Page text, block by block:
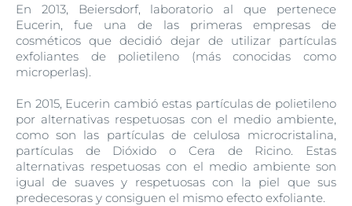
En 2013, Beiersdorf, laboratorio al que pertenece
Eucerin, fue una de las primeras empresas de
cosméticos que decidió dejar de utilizar partículas
exfoliantes de polietileno (más conocidas como
microperlas).
En 2015, Eucerin cambió estas partículas de polietileno
por alternativas respetuosas con el medio ambiente,
como son las partículas de celulosa microcristalina,
partículas de Dióxido o Cera de Ricino. Estas
alternativas respetuosas con el medio ambiente son
igual de suaves y respetuosas con la piel que sus
predecesoras y consiguen el mismo efecto exfoliante.